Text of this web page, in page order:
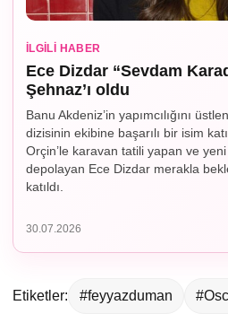
İLGILI HABER
Ece Dizdar “Sevdam
Şehnaz’ı oldu
Banu Akdeniz’in yapımcılığını
dizisinin ekibine başarılı bir isim
Orçin’le karavan tatili yapan ve
depolayan Ece Dizdar merakla
katıldı.
30.07.2026
Etiketler: #feyyazduman